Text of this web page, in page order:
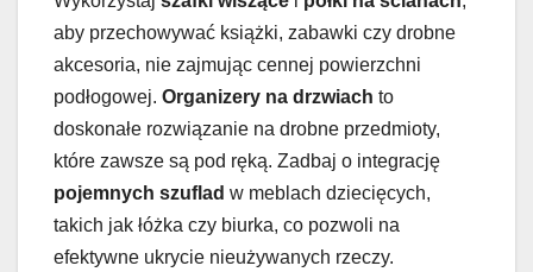
aby przechowywać książki, zabawki czy drobne
akcesoria, nie zajmując cennej powierzchni
podłogowej. Organizery na drzwiach to
doskonałe rozwiązanie na drobne przedmioty,
które zawsze są pod ręką. Zadbaj o integrację
pojemnych szuflad w meblach dziecięcych,
takich jak łóżka czy biurka, co pozwoli na
efektywne ukrycie nieużywanych rzeczy.